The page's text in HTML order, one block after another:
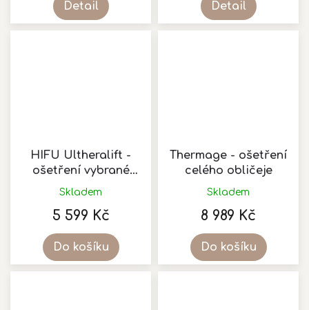
Detail Detail
HIFU Ultheralift -
ošetření vybrané
obličejové partie
Skladem
5 599 Kč
Do košíku
Thermage - ošetření
celého obličeje
Skladem
8 989 Kč
Do košíku